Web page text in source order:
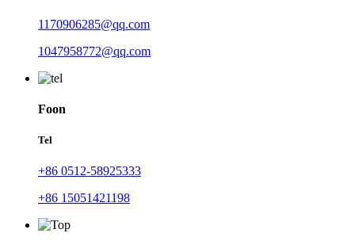
1170906285@qq.com
1047958772@qq.com
Foon
Tel
+86 0512-58925333
+86 15051421198